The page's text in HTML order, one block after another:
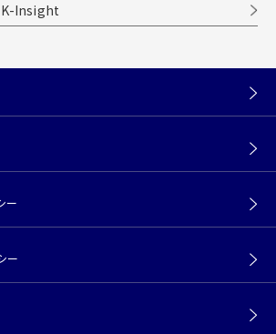
K-Insight
ー
ー